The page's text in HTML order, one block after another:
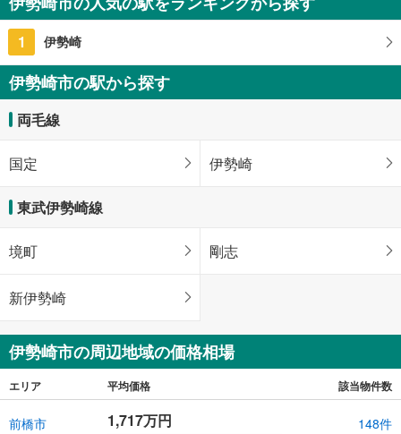
3DK
1 伊勢崎
伊勢崎市の駅から探す
両毛線
国定 伊勢崎
東武伊勢崎線
境町 剛志
新伊勢崎
伊勢崎市の周辺地域の価格相場
エリア 平均価格 該当物件数
前橋市 1,717万円 148件